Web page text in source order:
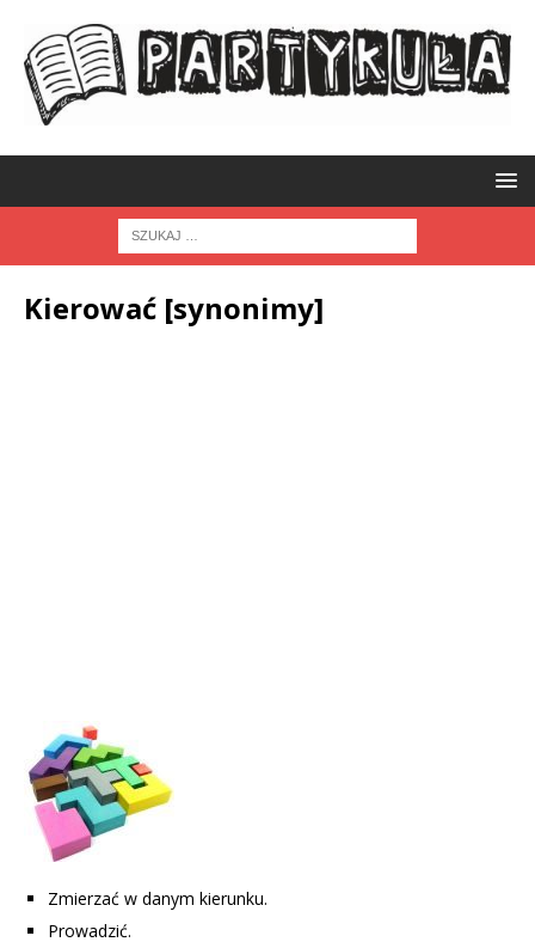
Kierować [synonimy]
Zmierzać w danym kierunku.
Prowadzić.